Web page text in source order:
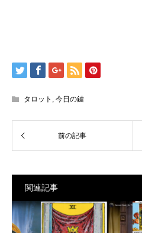
タロット 今日の鍵
関連記事